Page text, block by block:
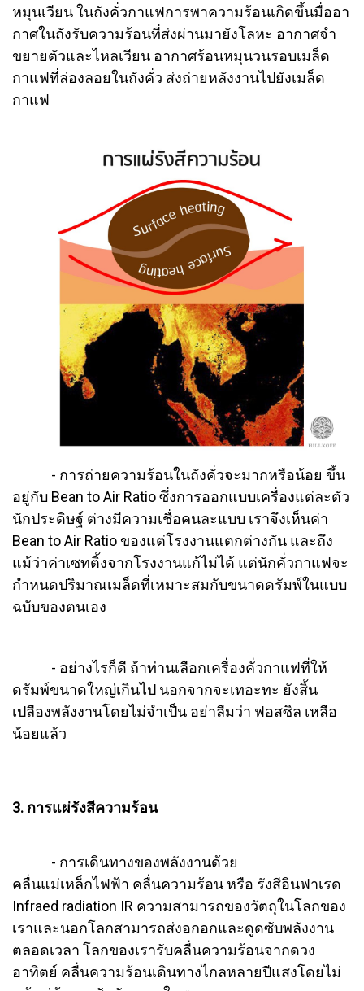
หมุนเวียน ในถังคั่วกาแฟการพาความร้อนเกิดขึ้นมื่ออา
กาศในถังรับความร้อนที่ส่งผ่านมายังโลหะ อากาศจำ
ขยายตัวและไหลเวียน อากาศร้อนหมุนวนรอบเมล็ด
กาแฟที่ล่องลอยในถังคั่ว ส่งถ่ายหลังงานไปยังเมล็ด
กาแฟ
- การถ่ายความร้อนในถังคั่วจะมากหรือน้อย ขึ้น
อยู่กับ Bean to Air Ratio ซึ่งการออกแบบเครื่องแต่ละตัว
นักประดิษฐ์ ต่างมีความเชื่อคนละแบบ เราจึงเห็นค่า
Bean to Air Ratio ของแต่โรงงานแตกต่างกัน และถึง
แม้ว่าค่าเซทติ้งจากโรงงานแก้ไม่ได้ แต่นักคั่วกาแฟจะ
กำหนดปริมาณเมล็ดที่เหมาะสมกับขนาดดรัมพ์ในแบบ
ฉบับของตนเอง
- อย่างไรก็ดี ถ้าท่านเลือกเครื่องคั่วกาแฟที่ให้
ดรัมพ์ขนาดใหญ่เกินไป นอกจากจะเทอะทะ ยังสิ้น
เปลืองพลังงานโดยไม่จำเป็น อย่าลืมว่า ฟอสซิล เหลือ
น้อยแล้ว
3. การแผ่รังสีความร้อน
- การเดินทางของพลังงานด้วย
คลื่นแม่เหล็กไฟฟ้า คลื่นความร้อน หรือ รังสีอินฟาเรด
Infraed radiation IR ความสามารถของวัตถุในโลกของ
เราและนอกโลกสามารถส่งอกอกและดูดซับพลังงาน
ตลอดเวลา โลกของเรารับคลื่นความร้อนจากดวง
อาทิตย์ คลื่นความร้อนเดินทางไกลหลายปีแสงโดยไม่